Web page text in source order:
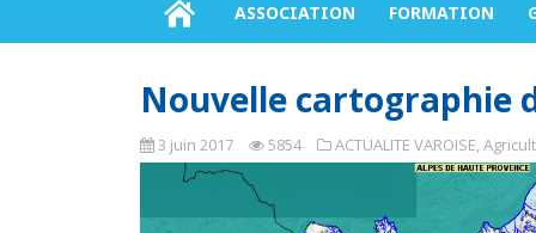
ASSOCIATION FORMATION
Nouvelle cartographie
3 juin 2017 5854 ACTUALITE VAROISE,